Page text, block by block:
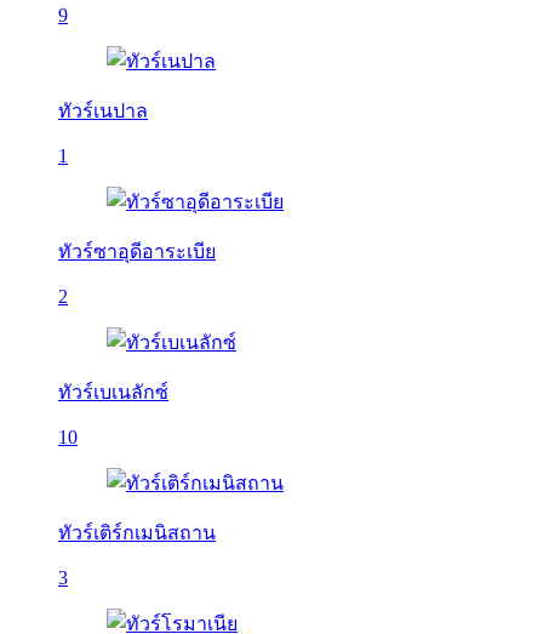
9
ทัวร์เนปาล
1
ทัวร์ซาอุดีอาระเบีย
2
ทัวร์เบเนลักซ์
10
ทัวร์เติร์กเมนิสถาน
3